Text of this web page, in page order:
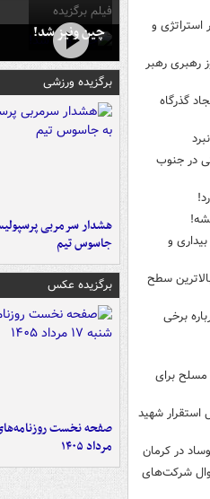
استراتژی و
بزرگ ایران در ۱۶۰ روز رهبری رهبر
گذرگاه
در جنوب
و
اربعین ۱۴۰۵ با بالاترین سطح
برخی
مسلح برای
استقرار شهید
از اموال شرکت‌های
فیلم برگزیده
چین ونیز شد!
برگزیده ورزشی
هشدار سرمربی
جاسوس تیم
برگزیده عکس
مرداد ۱۴۰۵